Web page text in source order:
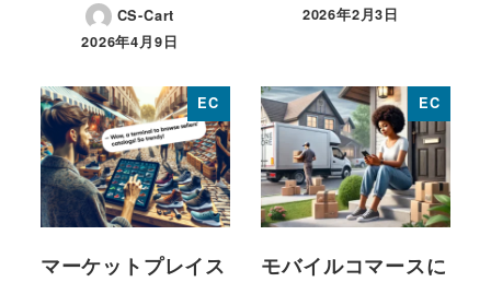
CS-Cart
投稿日
2026年4月9日
投稿日
2026年2月3日
EC
マーケットプレイス
EC
モバイルコマースに